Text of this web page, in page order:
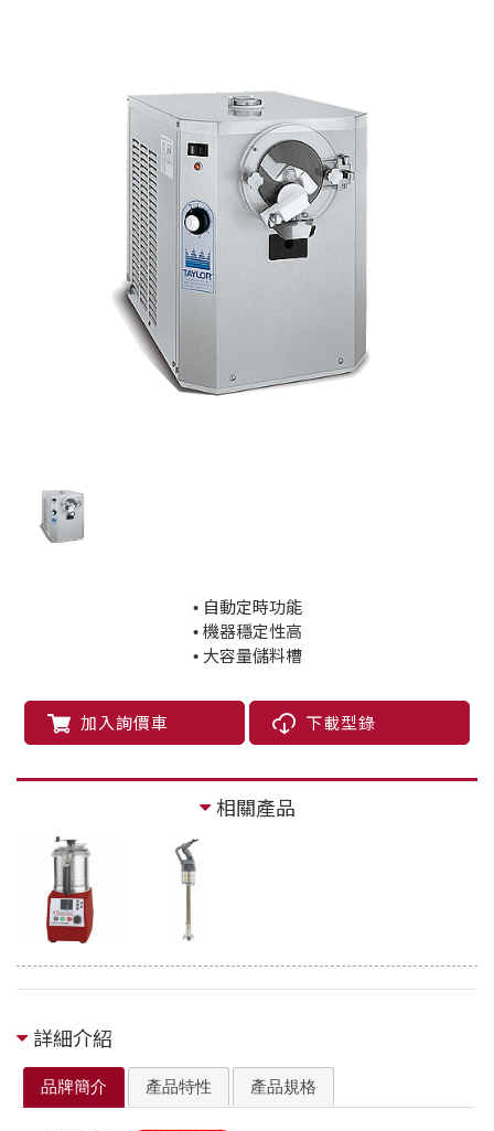
• 自動定時功能
• 機器穩定性高
• 大容量儲料槽
加入詢價車 下載型錄
相關產品
詳細介紹
品牌簡介 產品特性 產品規格